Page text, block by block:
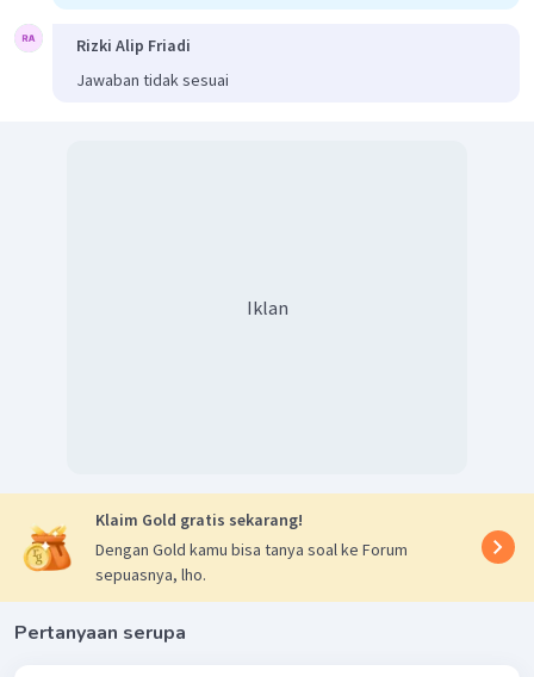
Rizki Alip Friadi
Jawaban tidak sesuai
Iklan
Klaim Gold gratis sekarang!
Dengan Gold kamu bisa tanya soal ke Forum
sepuasnya, lho.
Pertanyaan serupa